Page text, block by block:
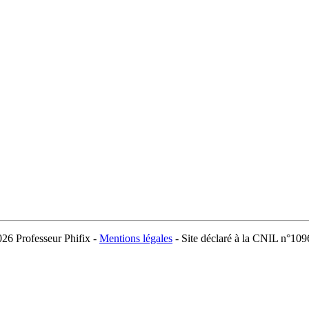
Professeur Phifix - Mentions légales - Site déclaré à la CNIL